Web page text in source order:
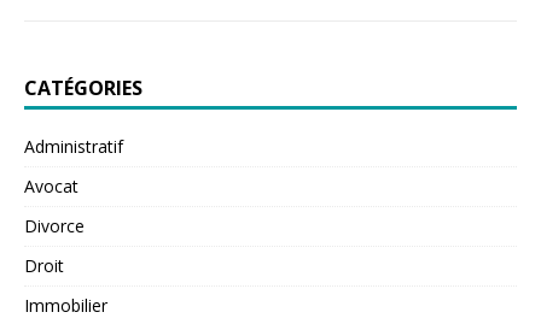
CATÉGORIES
Administratif
Avocat
Divorce
Droit
Immobilier